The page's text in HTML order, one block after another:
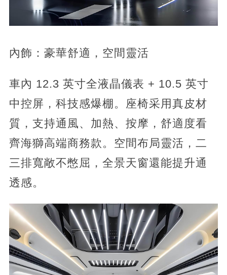
內飾：豪華舒適，空間靈活​
車內 12.3 英寸全液晶儀表 + 10.5 英寸
中控屏，科技感爆棚。座椅采用真皮材
質，支持通風、加熱、按摩，舒適度看
齊海獅高端商務款。空間布局靈活，二
三排寬敞不憋屈，全景天窗還能提升通
透感。​